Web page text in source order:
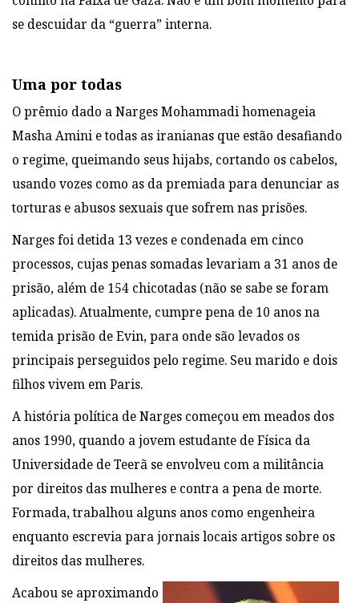
se descuidar da “guerra” interna.
Uma por todas
O prêmio dado a Narges Mohammadi homenageia
Masha Amini e todas as iranianas que estão desafiando
o regime, queimando seus hijabs, cortando os cabelos,
usando vozes como as da premiada para denunciar as
torturas e abusos sexuais que sofrem nas prisões.
Narges foi detida 13 vezes e condenada em cinco
processos, cujas penas somadas levariam a 31 anos de
prisão, além de 154 chicotadas (não se sabe se foram
aplicadas). Atualmente, cumpre pena de 10 anos na
temida prisão de Evin, para onde são levados os
principais perseguidos pelo regime. Seu marido e dois
filhos vivem em Paris.
A história política de Narges começou em meados dos
anos 1990, quando a jovem estudante de Física da
Universidade de Teerã se envolveu com a militância
por direitos das mulheres e contra a pena de morte.
Formada, trabalhou alguns anos como engenheira
enquanto escrevia para jornais locais artigos sobre os
direitos das mulheres.
Acabou se aproximando